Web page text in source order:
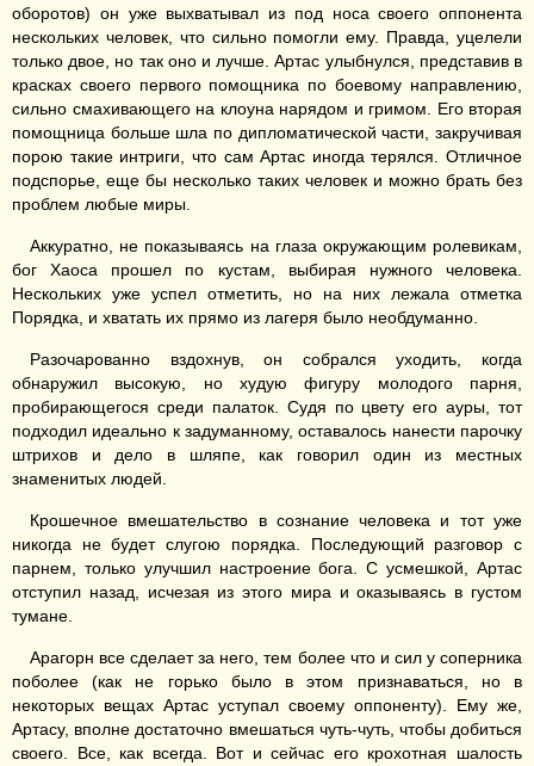
оборотов) он уже выхватывал из под носа своего оппонента
нескольких человек, что сильно помогли ему. Правда, уцелели
только двое, но так оно и лучше. Артас улыбнулся, представив в
красках своего первого помощника по боевому направлению,
сильно смахивающего на клоуна нарядом и гримом. Его вторая
помощница больше шла по дипломатической части, закручивая
порою такие интриги, что сам Артас иногда терялся. Отличное
подспорье, еще бы несколько таких человек и можно брать без
проблем любые миры.
Аккуратно, не показываясь на глаза окружающим ролевикам,
бог Хаоса прошел по кустам, выбирая нужного человека.
Нескольких уже успел отметить, но на них лежала отметка
Порядка, и хватать их прямо из лагеря было необдуманно.
Разочарованно вздохнув, он собрался уходить, когда
обнаружил высокую, но худую фигуру молодого парня,
пробирающегося среди палаток. Судя по цвету его ауры, тот
подходил идеально к задуманному, оставалось нанести парочку
штрихов и дело в шляпе, как говорил один из местных
знаменитых людей.
Крошечное вмешательство в сознание человека и тот уже
никогда не будет слугою порядка. Последующий разговор с
парнем, только улучшил настроение бога. С усмешкой, Артас
отступил назад, исчезая из этого мира и оказываясь в густом
тумане.
Арагорн все сделает за него, тем более что и сил у соперника
поболее (как не горько было в этом признаваться, но в
некоторых вещах Артас уступал своему оппоненту). Ему же,
Артасу, вполне достаточно вмешаться чуть-чуть, чтобы добиться
своего. Все, как всегда. Вот и сейчас его крохотная шалость